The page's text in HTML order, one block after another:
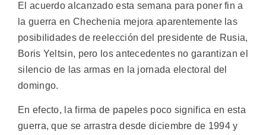
El acuerdo alcanzado esta semana para poner fin a
la guerra en Chechenia mejora aparentemente las
posibilidades de reelección del presidente de Rusia,
Boris Yeltsin, pero los antecedentes no garantizan el
silencio de las armas en la jornada electoral del
domingo.
En efecto, la firma de papeles poco significa en esta
guerra, que se arrastra desde diciembre de 1994 y